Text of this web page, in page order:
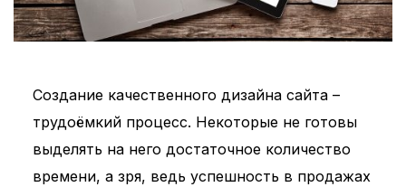
Создание качественного дизайна сайта –
трудоёмкий процесс. Некоторые не готовы
выделять на него достаточное количество
времени, а зря, ведь успешность в продажах